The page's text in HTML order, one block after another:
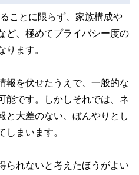
ことに限らず、家族構成や
ど、極めてプライバシー度の
ります。
報を伏せたうえで、一般的な
能です。しかしそれでは、ネ
と大差のない、ぼんやりとし
しまいます。
られないと考えたほうがよい